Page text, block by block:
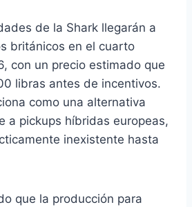
de la Shark llegarán a
británicos en el cuarto
con un precio estimado que
libras antes de incentivos.
como una alternativa
a pickups híbridas europeas,
inexistente hasta
que la producción para